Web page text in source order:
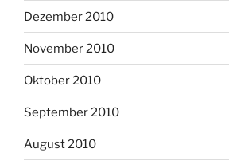
Dezember 2010
November 2010
Oktober 2010
September 2010
August 2010